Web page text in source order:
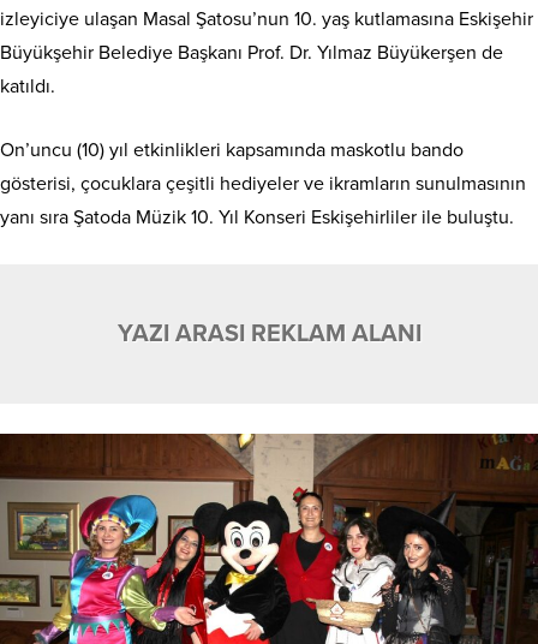
izleyiciye ulaşan Masal Şatosu’nun 10. yaş kutlamasına Eskişehir
Büyükşehir Belediye Başkanı Prof. Dr. Yılmaz Büyükerşen de
katıldı.
On’uncu (10) yıl etkinlikleri kapsamında maskotlu bando
gösterisi, çocuklara çeşitli hediyeler ve ikramların sunulmasının
yanı sıra Şatoda Müzik 10. Yıl Konseri Eskişehirliler ile buluştu.
YAZI ARASI REKLAM ALANI